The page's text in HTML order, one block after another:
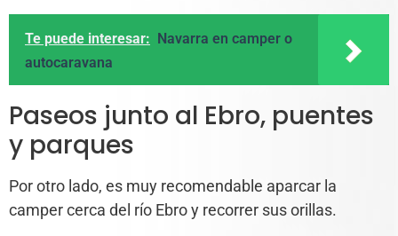
Te puede interesar: Navarra en camper o
autocaravana
Paseos junto al Ebro, puentes
y parques
Por otro lado, es muy recomendable aparcar la
camper cerca del río Ebro y recorrer sus orillas.